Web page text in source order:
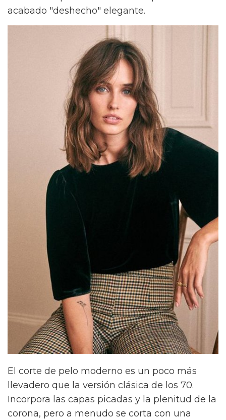
acabado "deshecho" elegante.
El corte de pelo moderno es un poco más
llevadero que la versión clásica de los 70.
Incorpora las capas picadas y la plenitud de la
corona, pero a menudo se corta con una